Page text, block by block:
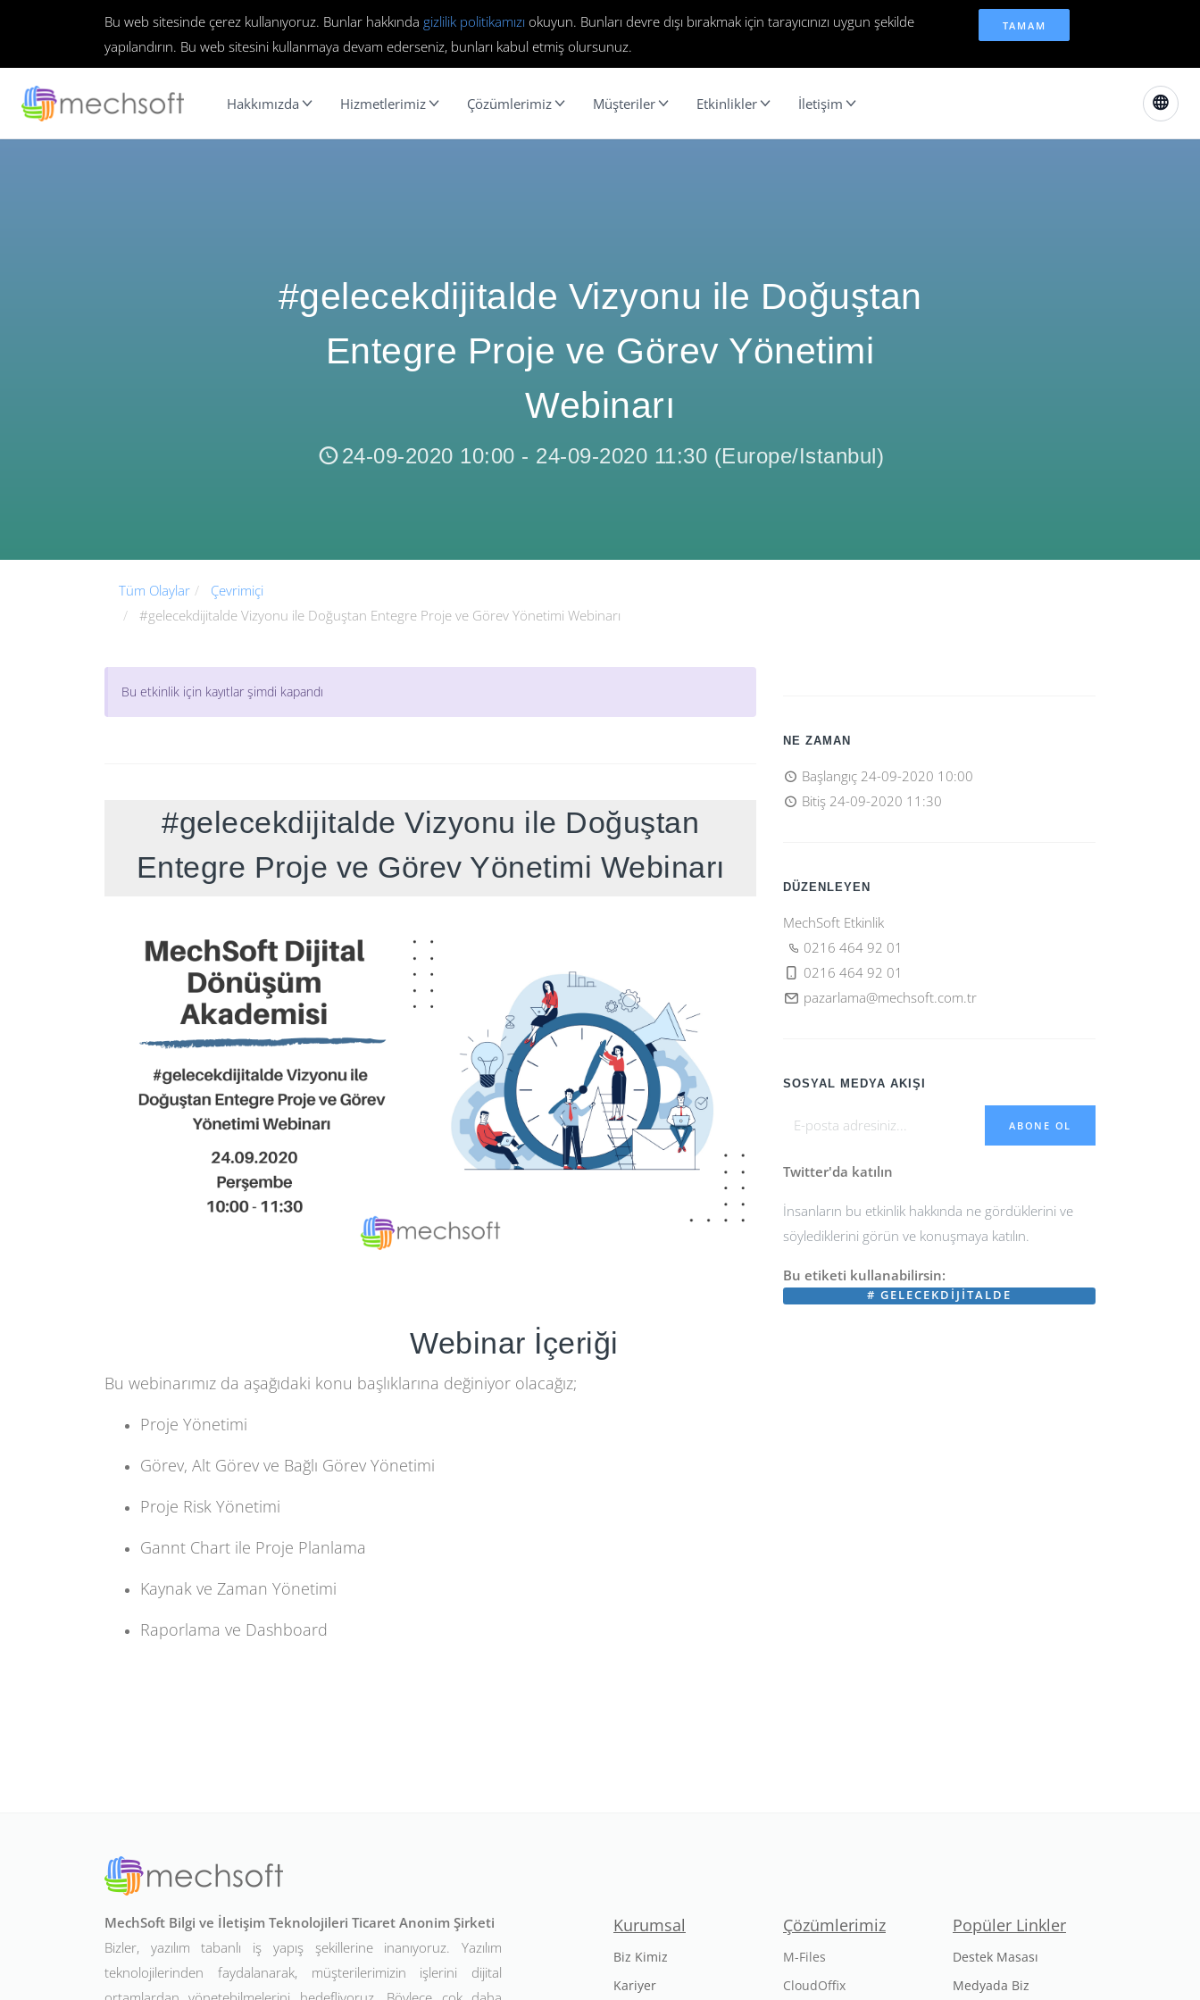
Bu web sitesinde çerez kullanıyoruz. Bunlar hakkında gizlilik politikamızı okuyun. Bunları devre dışı bırakmak için tarayıcınızı uygun şekilde
yapılandırın. Bu web sitesini kullanmaya devam ederseniz, bunları kabul etmiş olursunuz.
TAMAM
Hakkımızda Hizmetlerimiz Çözümlerimiz Müşteriler Etkinlikler İletişim
#gelecekdijitalde Vizyonu ile Doğuştan
Entegre Proje ve Görev Yönetimi
Webinarı
24-09-2020 10:00 - 24-09-2020 11:30 (Europe/Istanbul)
Tüm Olaylar
Çevrimiçi
#gelecekdijitalde Vizyonu ile Doğuştan Entegre Proje ve Görev Yönetimi Webinarı
Bu etkinlik için kayıtlar şimdi kapandı
#gelecekdijitalde Vizyonu ile Doğuştan
Entegre Proje ve Görev Yönetimi Webinarı
Webinar İçeriği
Bu webinarımız da aşağıdaki konu başlıklarına değiniyor olacağız;
Proje Yönetimi
Görev, Alt Görev ve Bağlı Görev Yönetimi
Proje Risk Yönetimi
Gannt Chart ile Proje Planlama
Kaynak ve Zaman Yönetimi
Raporlama ve Dashboard
NE ZAMAN
Başlangıç 24-09-2020 10:00
Bitiş 24-09-2020 11:30
DÜZENLEYEN
MechSoft Etkinlik
0216 464 92 01
0216 464 92 01
pazarlama@mechsoft.com.tr
SOSYAL MEDYA AKIŞI
ABONE OL
Twitter'da katılın
İnsanların bu etkinlik hakkında ne gördüklerini ve
söylediklerini görün ve konuşmaya katılın.
Bu etiketi kullanabilirsin:
# GELECEKDIJITALDE
MechSoft Bilgi ve İletişim Teknolojileri Ticaret Anonim Şirketi
Bizler, yazılım tabanlı iş yapış şekillerine inanıyoruz. Yazılım
teknolojilerinden faydalanarak, müşterilerimizin işlerini dijital
Kurumsal
Biz Kimiz
Kariyer
Çözümlerimiz
M-Files
CloudOffix
Popüler Linkler
Destek Masası
Medyada Biz